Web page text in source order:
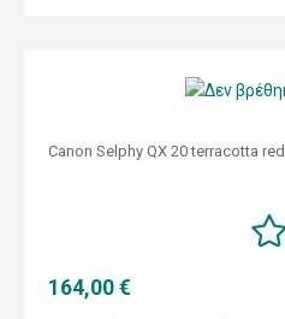
Canon Selphy QX 20 terracotta red
164,00 €